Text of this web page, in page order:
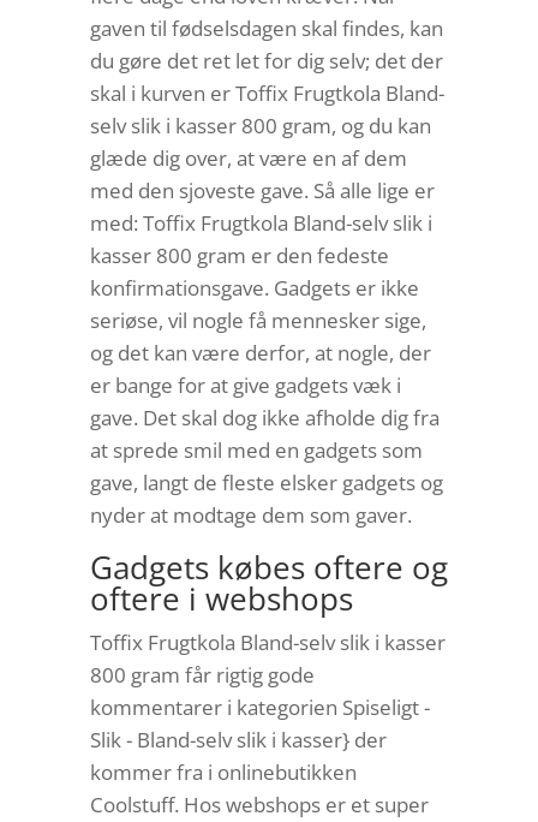
gaven til fødselsdagen skal findes, kan
du gøre det ret let for dig selv; det der
skal i kurven er Toffix Frugtkola Bland-
selv slik i kasser 800 gram, og du kan
glæde dig over, at være en af dem
med den sjoveste gave. Så alle lige er
med: Toffix Frugtkola Bland-selv slik i
kasser 800 gram er den fedeste
konfirmationsgave. Gadgets er ikke
seriøse, vil nogle få mennesker sige,
og det kan være derfor, at nogle, der
er bange for at give gadgets væk i
gave. Det skal dog ikke afholde dig fra
at sprede smil med en gadgets som
gave, langt de fleste elsker gadgets og
nyder at modtage dem som gaver.
Gadgets købes oftere og
oftere i webshops
Toffix Frugtkola Bland-selv slik i kasser
800 gram får rigtig gode
kommentarer i kategorien Spiseligt -
Slik - Bland-selv slik i kasser} der
kommer fra i onlinebutikken
Coolstuff. Hos webshops er et super